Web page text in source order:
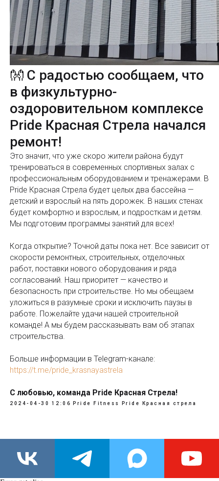
👐 С радостью сообщаем, что
в физкультурно-
оздоровительном комплексе
Pride Красная Стрела начался
ремонт!
Это значит, что уже скоро жители района будут
тренироваться в современных спортивных залах с
профессиональным оборудованием и тренажерами. В
Pride Красная Стрела будет целых два бассейна —
детский и взрослый на пять дорожек. В наших стенах
будет комфортно и взрослым, и подросткам и детям.
Мы подготовим программы занятий для всех!
Когда открытие? Точной даты пока нет. Все зависит от
скорости ремонтных, строительных, отделочных
работ, поставки нового оборудования и ряда
согласований. Наш приоритет — качество и
безопасность при строительстве. Но мы обещаем
уложиться в разумные сроки и исключить паузы в
работе. Пожелайте удачи нашей строительной
команде! А мы будем рассказывать вам об этапах
строительства.
Больше информации в Telegram-канале:
https://t.me/pride_krasnayastrela
С любовью, команда Pride Красная Стрела!
2024-04-30 12:06 Pride Fitness Pride Красная стрела